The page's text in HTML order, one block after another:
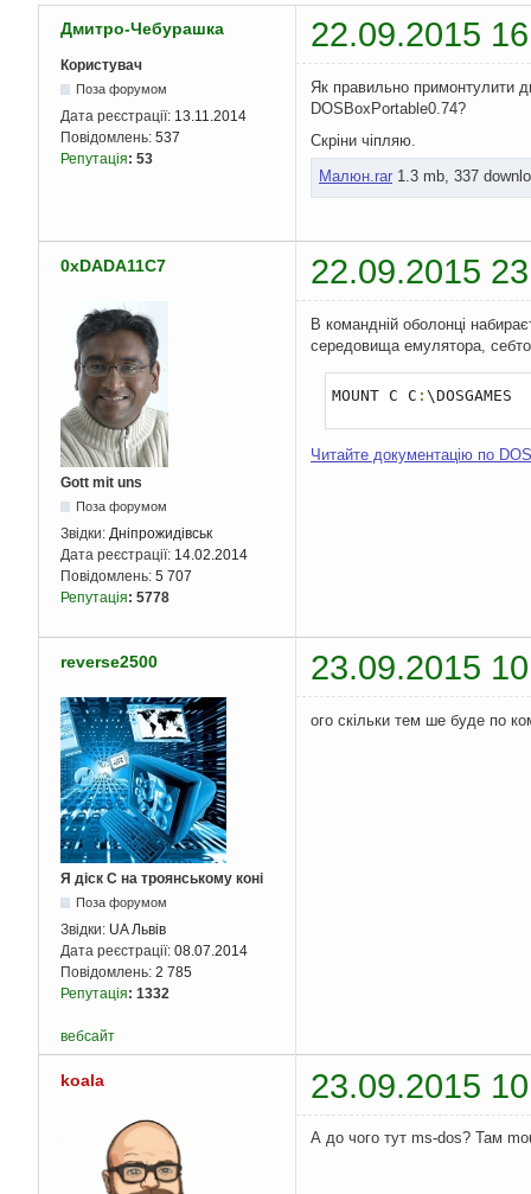
Дмитро-Чебурашка 22.09.2015
Користувач
Поза форумом
Дата реєстрації: 13.11.2014
Повідомлень: 537
Репутація: 53
Як правильно примонтулити
DOSBoxPortable0.74?
Скріни чіпляю.
Малюн.rar 1.3 mb, 337
0xDADA11C7 22.09.2015
Gott mit uns
Поза форумом
Звідки: Дніпрожидівськ
Дата реєстрації: 14.02.2014
Повідомлень: 5 707
Репутація: 5778
В командній оболонці
середовища емулятора,
MOUNT C C : \DOSGAMES
Читайте документацію по
reverse2500 23.09.2015
Я діск С на троянському коні
Поза форумом
Звідки: UA Львів
Дата реєстрації: 08.07.2014
Повідомлень: 2 785
Репутація: 1332
ого скільки тем ше буде по
вебсайт
koala 23.09.2015
А до чого тут ms-dos? Там